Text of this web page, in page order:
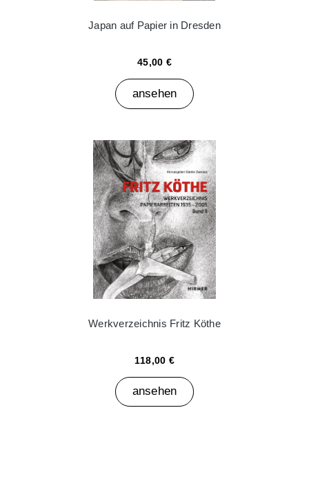
Japan auf Papier in Dresden
45,00 €
ansehen
Werkverzeichnis Fritz Köthe
118,00 €
ansehen